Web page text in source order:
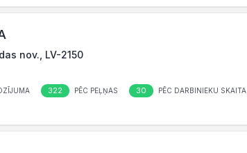
nov., LV-2150
322 PĒC PEĻŅAS 30 PĒC DARBINIEKU SKAITA